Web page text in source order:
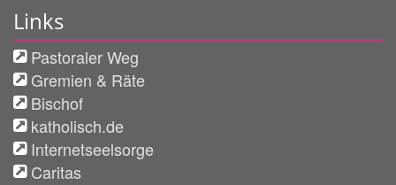
Links
Pastoraler Weg
Gremien & Räte
Bischof
katholisch.de
Internetseelsorge
Caritas